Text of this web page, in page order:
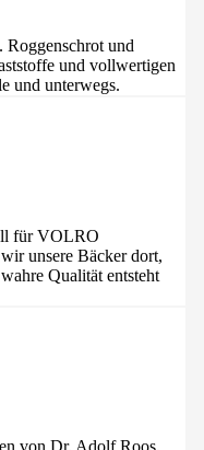
und
und vollwertigen
und unterwegs.
für VOLRO
unsere Bäcker dort,
Qualität entsteht
von Dr. Adolf Roos,